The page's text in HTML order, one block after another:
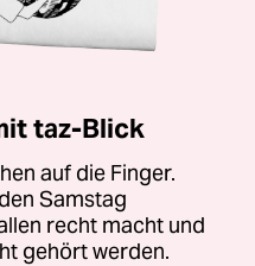
taz-Blick
auf die Finger.
Samstag
recht macht und
gehört werden.